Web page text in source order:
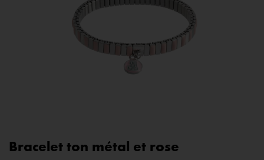
Bracelet ton métal et rose